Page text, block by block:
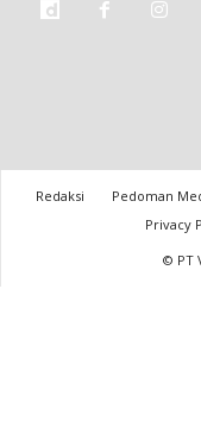
Redaksi Pedoman
Privacy
© PT